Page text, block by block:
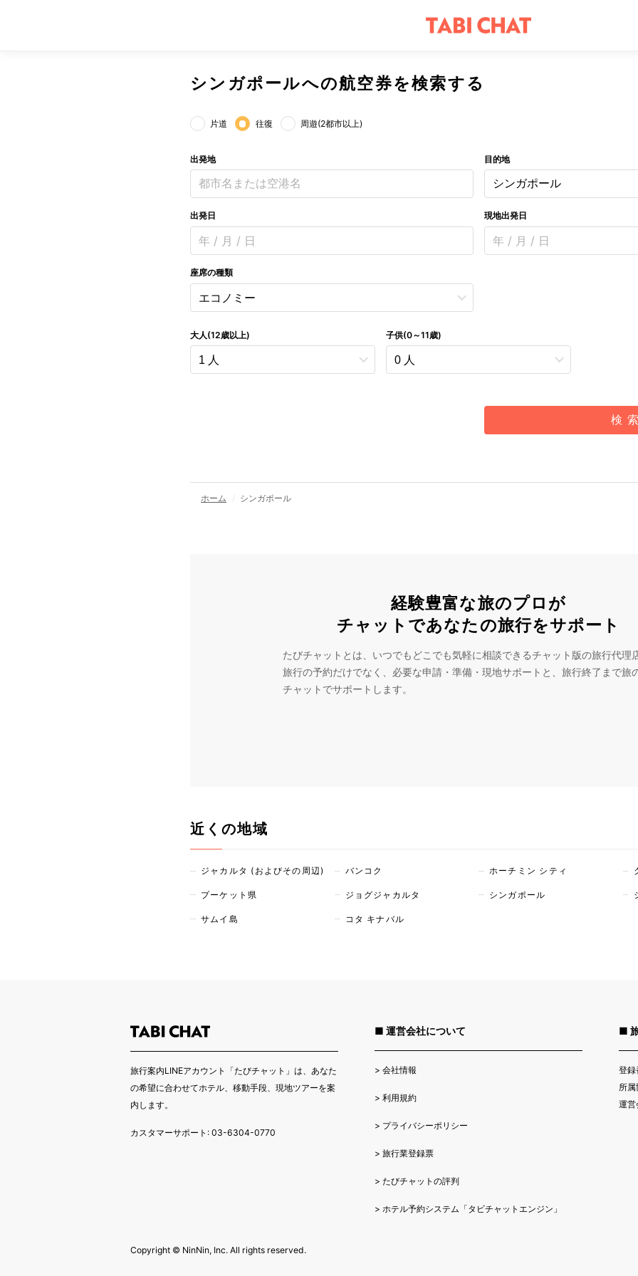
シンガポールへの航空券を検索する
片道 往復 周遊(2都市以上)
出発地
都市名または空港名
目的地
シンガポール
出発日
年 / 月 / 日
現地出発日
年 / 月 / 日
座席の種類
大人(12歳以上) 子供(0～11歳)
検
ホーム シンガポール
経験豊富な旅のプロが
チャットであなたの旅行をサポート
たびチャットとは、いつでもどこでも気軽に相談できるチャット版の旅行代理
旅行の予約だけでなく、必要な申請・準備・現地サポートと、旅行終了まで旅
チャットでサポートします。
近くの地域
ジャカルタ (およびその周辺) バンコク ホーチミン シティ
プーケット県 ジョグジャカルタ シンガポール
サムイ島 コタ キナバル
旅行案内LINEアカウント「たびチャット」は、あなた
の希望に合わせてホテル、移動手段、現地ツアーを案
内します。
カスタマーサポート: 03-6304-0770
■ 運営会社について
> 会社情報
> 利用規約
> プライバシーポリシー
> 旅行業登録票
> たびチャットの評判
> ホテル予約システム「タビチャットエンジン」
■
登
所
運営
Copyright ©︎ NinNin, Inc. All rights reserved.